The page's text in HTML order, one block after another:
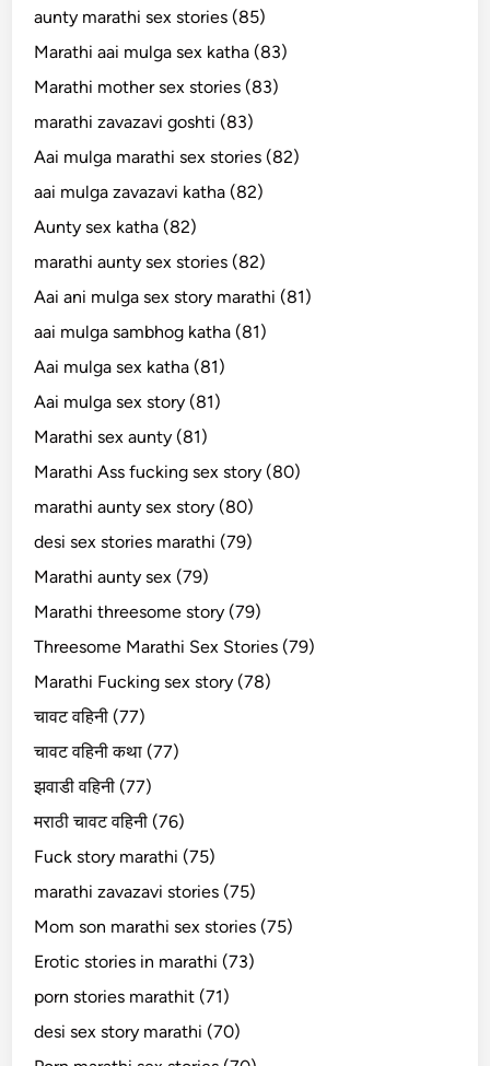
aunty marathi sex stories (85)
Marathi aai mulga sex katha (83)
Marathi mother sex stories (83)
marathi zavazavi goshti (83)
Aai mulga marathi sex stories (82)
aai mulga zavazavi katha (82)
Aunty sex katha (82)
marathi aunty sex stories (82)
Aai ani mulga sex story marathi (81)
aai mulga sambhog katha (81)
Aai mulga sex katha (81)
Aai mulga sex story (81)
Marathi sex aunty (81)
Marathi Ass fucking sex story (80)
marathi aunty sex story (80)
desi sex stories marathi (79)
Marathi aunty sex (79)
Marathi threesome story (79)
Threesome Marathi Sex Stories (79)
Marathi Fucking sex story (78)
चावट वहिनी (77)
चावट वहिनी कथा (77)
झवाडी वहिनी (77)
मराठी चावट वहिनी (76)
Fuck story marathi (75)
marathi zavazavi stories (75)
Mom son marathi sex stories (75)
Erotic stories in marathi (73)
porn stories marathit (71)
desi sex story marathi (70)